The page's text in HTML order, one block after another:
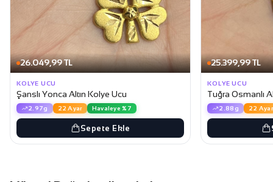
26.049,99 TL
KOLYE UCU
Şanslı Yonca Altın Kolye Ucu
2.97g 22 Ayar Havaleye %7
Sepete Ekle
25.399,99 TL
KOLYE UCU
Tuğra Osmanlı
2.88g 22 Ayar